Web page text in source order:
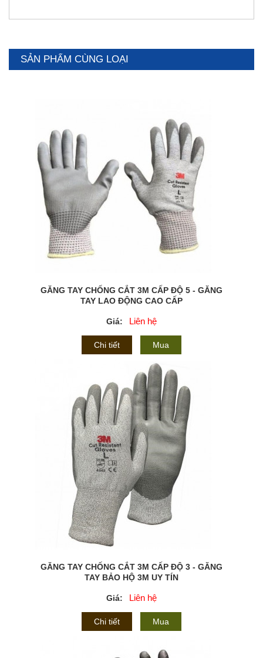
SẢN PHẨM CÙNG LOẠI
GĂNG TAY CHỐNG CẮT 3M CẤP ĐỘ 5 - GĂNG
TAY LAO ĐỘNG CAO CẤP
Giá: Liên hệ
Chi tiết Mua
GĂNG TAY CHỐNG CẮT 3M CẤP ĐỘ 3 - GĂNG
TAY BẢO HỘ 3M UY TÍN
Giá: Liên hệ
Chi tiết Mua